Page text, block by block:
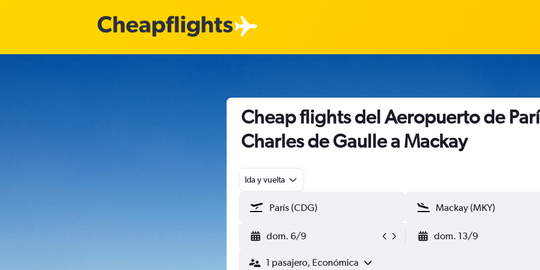
Cheap flights del Aeropuerto de
Charles de Gaulle a Mackay
Ida y vuelta
dom. 6/9 dom. 13/9
1 pasajero, Económica